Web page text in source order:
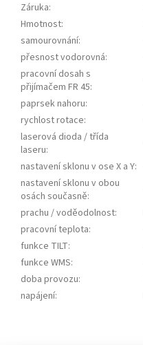
Záruka:
Hmotnost:
samourovnání:
přesnost vodorovná:
pracovní dosah s
přijímačem FR 45:
paprsek nahoru:
rychlost rotace:
laserová dioda / třída
laseru:
nastavení sklonu v ose X a Y:
nastavení sklonu v obou
osách současně:
prachu / voděodolnost:
pracovní teplota:
funkce TILT:
funkce WMS:
doba provozu:
napájení: